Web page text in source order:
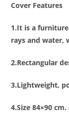
Cover Features
1.It is a
rays and water,
2.Rectangular
3.Lightweight,
4.Size 84×90